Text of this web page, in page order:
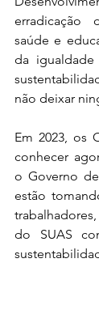
erradicação
saúde e
da
não deixar
Em 2023, os
conhecer
o Governo de
estão
do SUAS